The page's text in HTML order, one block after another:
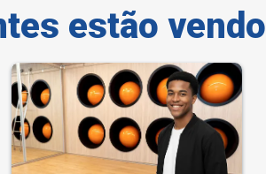
estão vendo